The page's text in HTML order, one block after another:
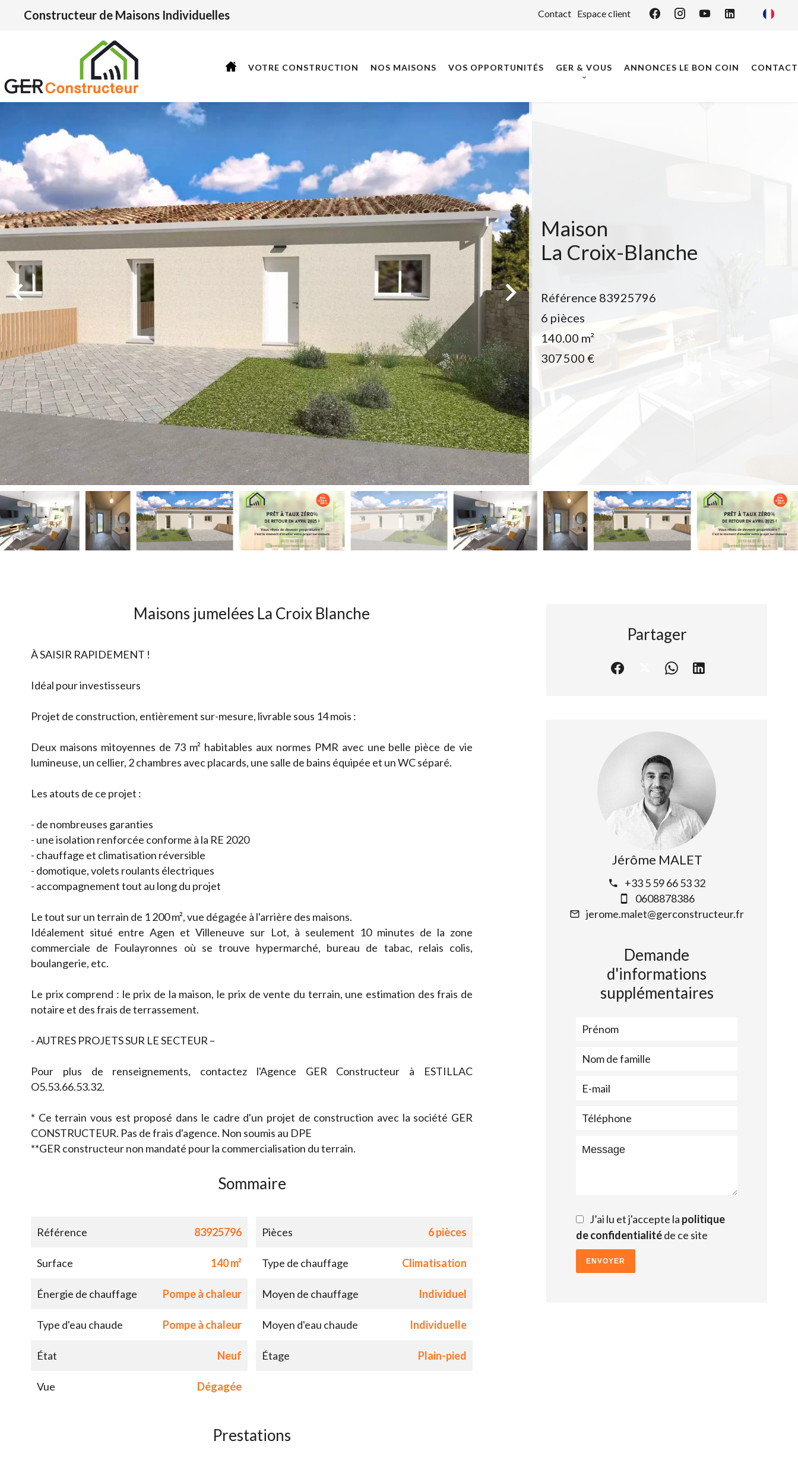
Contact Espace client
Constructeur de Maisons Individuelles
VOTRE CONSTRUCTION NOS MAISONS VOS OPPORTUNITÉS GER & VOUS ANNONCES LE BON COIN CONTACT
Maison
La Croix-Blanche
Référence 83925796
6 pièces
140.00 m²
307 500 €
Maisons jumelées La Croix Blanche
À SAISIR RAPIDEMENT !
Idéal pour investisseurs
Projet de construction, entièrement sur-mesure, livrable sous 14 mois :
Deux maisons mitoyennes de 73 m² habitables aux normes PMR avec une belle pièce de vie
lumineuse, un cellier, 2 chambres avec placards, une salle de bains équipée et un WC séparé.
Les atouts de ce projet :
- de nombreuses garanties
- une isolation renforcée conforme à la RE 2020
- chauffage et climatisation réversible
- domotique, volets roulants électriques
- accompagnement tout au long du projet
Le tout sur un terrain de 1 200 m², vue dégagée à l'arrière des maisons.
Idéalement situé entre Agen et Villeneuve sur Lot, à seulement 10 minutes de la zone
commerciale de Foulayronnes où se trouve hypermarché, bureau de tabac, relais colis,
boulangerie, etc.
Le prix comprend : le prix de la maison, le prix de vente du terrain, une estimation des frais de
notaire et des frais de terrassement.
- AUTRES PROJETS SUR LE SECTEUR –
Pour plus de renseignements, contactez l'Agence GER Constructeur à ESTILLAC
O5.53.66.53.32.
* Ce terrain vous est proposé dans le cadre d'un projet de construction avec la société GER
CONSTRUCTEUR. Pas de frais d'agence. Non soumis au DPE
**GER constructeur non mandaté pour la commercialisation du terrain.
Sommaire
Référence 83925796 Pièces 6 pièces
Surface 140 m² Type de chauffage Climatisation
Énergie de chauffage Pompe à chaleur Moyen de chauffage Individuel
Type d'eau chaude Pompe à chaleur Moyen d'eau chaude Individuelle
État Neuf Étage Plain-pied
Vue Dégagée
Prestations
Partager
Jérôme MALET
+33 5 59 66 53 32
0608878386
jerome.malet@gerconstructeur.fr
Demande
d'informations
supplémentaires
J’ai lu et j'accepte la politique
de confidentialitéde ce site
ENVOYER